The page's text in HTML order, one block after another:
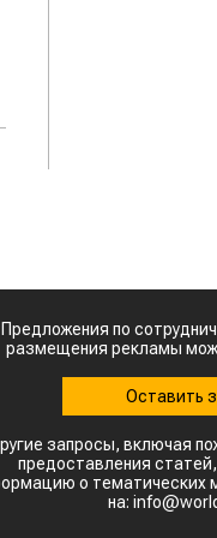
Предложения по
размещения рекламы
Оставить
запросы, включая
предоставления
о тематических
на: